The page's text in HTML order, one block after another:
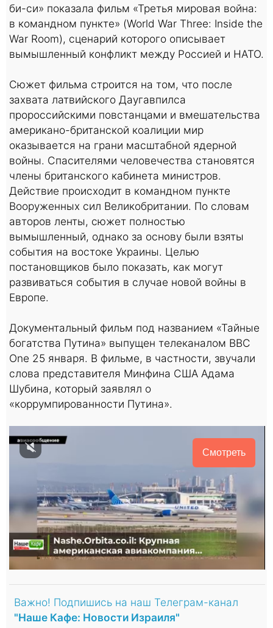
би-си» показала фильм «Третья мировая война:
в командном пункте» (World War Three: Inside the
War Room), сценарий которого описывает
вымышленный конфликт между Россией и НАТО.
Сюжет фильма строится на том, что после
захвата латвийского Даугавпилса
пророссийскими повстанцами и вмешательства
американо-британской коалиции мир
оказывается на грани масштабной ядерной
войны. Спасителями человечества становятся
члены британского кабинета министров.
Действие происходит в командном пункте
Вооруженных сил Великобритании. По словам
авторов ленты, сюжет полностью
вымышленный, однако за основу были взяты
события на востоке Украины. Целью
постановщиков было показать, как могут
развиваться события в случае новой войны в
Европе.
Документальный фильм под названием «Тайные
богатства Путина» выпущен телеканалом BBC
One 25 января. В фильме, в частности, звучали
слова представителя Минфина США Адама
Шубина, который заявлял о
«коррумпированности Путина».
Смотреть
Важно! Подпишись на наш Телеграм-канал
"Наше Кафе: Новости Израиля"